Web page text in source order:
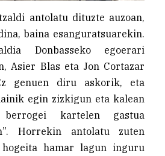
antolatu dituzte auzoan,
baina esanguratsuarekin.
Donbasseko egoerari
Asier Blas eta Jon Cortazar
genuen diru askorik, eta
egin zizkigun eta kalean
kartelen gastua
Horrekin antolatu zuten
hogeita hamar lagun inguru